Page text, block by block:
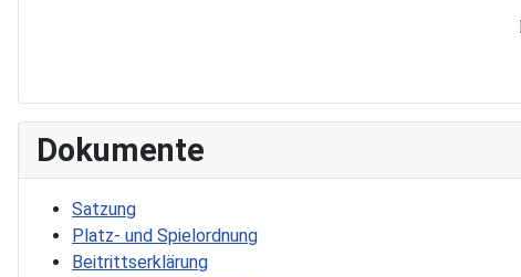
Dokumente
Satzung
Platz- und Spielordnung
Beitrittserklärung